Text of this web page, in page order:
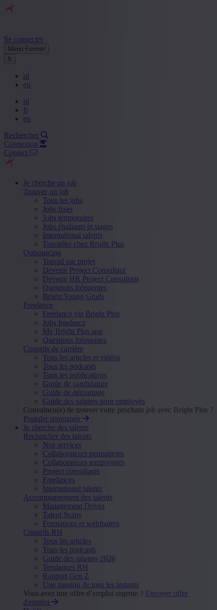
Se connecter
Menu Fermer
fr
nl
en
nl
fr
en
Rechercher
Connexion
Contact
Je cherche un job
Trouver un job
Tous les jobs
Jobs fixes
Jobs temporaires
Jobs étudiants et stages
International talents
Travailler chez Bright Plus
Outsourcing
Travail par projet
Devenir Project Consultant
Devenir HR Project Consultant
Questions fréquentes
Bright Young Grads
Freelance
Freelance via Bright Plus
Jobs freelance
My Bright Plus app
Questions fréquentes
Conseils de carrière
Tous les articles et vidéos
Tous les podcasts
Tous les publications
Guide de candidature
Guide de démarrage
Guide des salaires pour employés
Convaincu(e) de trouver votre prochain job avec Bright Plus ?
Postuler spontanée
Je cherche des talents
Rechercher des talents
Nos services
Collaborateurs permanents
Collaborateurs temporaires
Project consultants
Freelances
International talents
Accompagnement des talents
Management Drives
Talent Scans
Formations et webinaires
Conseils RH
Tous les articles
Tous les podcasts
Guide des salaires 2026
Tendances RH
Rapport Gen Z
Une passion de tous les instants
Vous avez une offre d’emploi urgente ? Envoyer offre
d'emploi